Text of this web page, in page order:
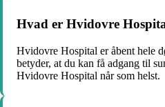
Hvad er Hvidovre
Hvidovre Hospital er åbent hele
betyder, at du kan få adgang til
Hvidovre Hospital når som helst.